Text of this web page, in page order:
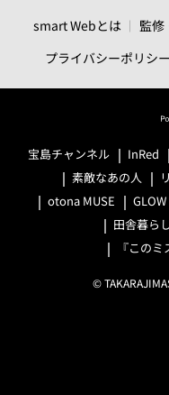
smart Webとは 監修
プライバシーポリシー
宝島チャンネル InRed
素敵なあの人
otona MUSE
GLOW
田舎暮ら
『この
©